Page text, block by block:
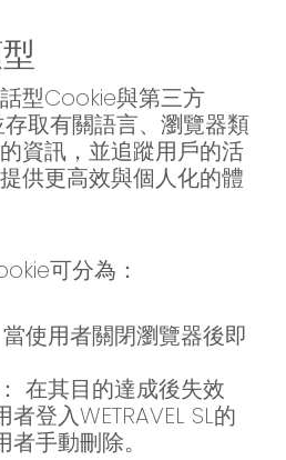
型Cookie與第三方
取有關語言、瀏覽器類
資訊，並追蹤用戶的活
供更高效與個人化的體
可分為：
使用者關閉瀏覽器後即
在其目的達成後失效
者登入WETRAVEL SL的
手動刪除。